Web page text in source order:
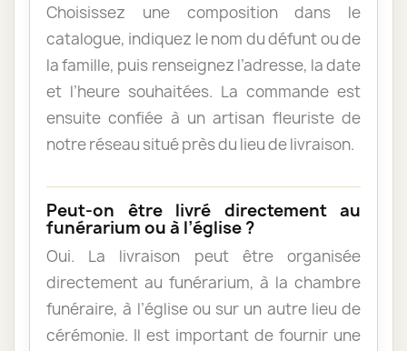
Choisissez une composition dans le
catalogue, indiquez le nom du défunt ou de
la famille, puis renseignez l’adresse, la date
et l’heure souhaitées. La commande est
ensuite confiée à un artisan fleuriste de
notre réseau situé près du lieu de livraison.
Peut-on être livré directement au
funérarium ou à l’église ?
Oui. La livraison peut être organisée
directement au funérarium, à la chambre
funéraire, à l’église ou sur un autre lieu de
cérémonie. Il est important de fournir une